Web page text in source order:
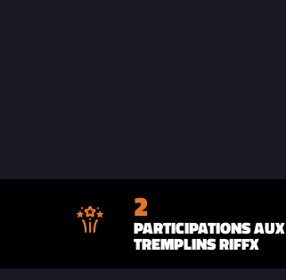
2
PARTICIPATIONS AUX
TREMPLINS RIFFX